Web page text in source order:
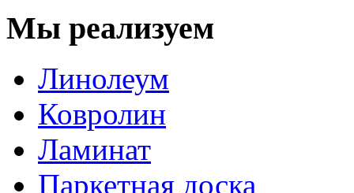
Мы реализуем
Линолеум
Ковролин
Ламинат
Паркетная доска